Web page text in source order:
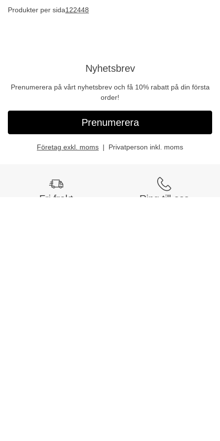
Produkter per sida122448
Nyhetsbrev
Prenumerera på vårt nyhetsbrev och få 10% rabatt på din första
order!
Prenumerera
Företag exkl. moms Privatperson inkl. moms
Fri frakt Ring till oss